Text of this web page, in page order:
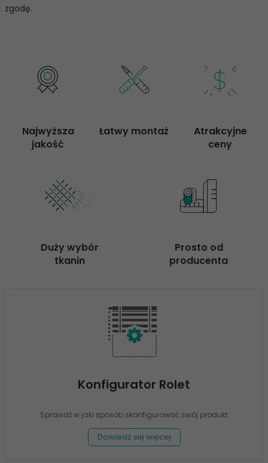
zgodę.
Najwyższa
jakość
Łatwy montaż
Atrakcyjne
ceny
Duży wybór
tkanin
Prosto od
producenta
Konfigurator Rolet
Sprawdź w jaki sposób skonfigurować swój produkt
Dowiedz się więcej